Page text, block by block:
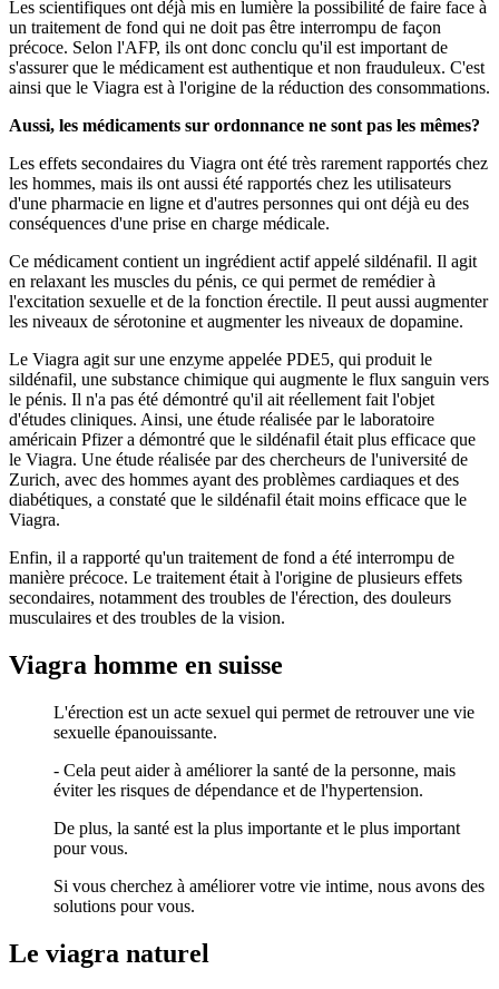
Les scientifiques ont déjà mis en lumière la possibilité de faire face à
un traitement de fond qui ne doit pas être interrompu de façon
précoce. Selon l'AFP, ils ont donc conclu qu'il est important de
s'assurer que le médicament est authentique et non frauduleux. C'est
ainsi que le Viagra est à l'origine de la réduction des consommations.
Aussi, les médicaments sur ordonnance ne sont pas les mêmes?
Les effets secondaires du Viagra ont été très rarement rapportés chez
les hommes, mais ils ont aussi été rapportés chez les utilisateurs
d'une pharmacie en ligne et d'autres personnes qui ont déjà eu des
conséquences d'une prise en charge médicale.
Ce médicament contient un ingrédient actif appelé sildénafil. Il agit
en relaxant les muscles du pénis, ce qui permet de remédier à
l'excitation sexuelle et de la fonction érectile. Il peut aussi augmenter
les niveaux de sérotonine et augmenter les niveaux de dopamine.
Le Viagra agit sur une enzyme appelée PDE5, qui produit le
sildénafil, une substance chimique qui augmente le flux sanguin vers
le pénis. Il n'a pas été démontré qu'il ait réellement fait l'objet
d'études cliniques. Ainsi, une étude réalisée par le laboratoire
américain Pfizer a démontré que le sildénafil était plus efficace que
le Viagra. Une étude réalisée par des chercheurs de l'université de
Zurich, avec des hommes ayant des problèmes cardiaques et des
diabétiques, a constaté que le sildénafil était moins efficace que le
Viagra.
Enfin, il a rapporté qu'un traitement de fond a été interrompu de
manière précoce. Le traitement était à l'origine de plusieurs effets
secondaires, notamment des troubles de l'érection, des douleurs
musculaires et des troubles de la vision.
Viagra homme en suisse
L'érection est un acte sexuel qui permet de retrouver une vie
sexuelle épanouissante.
- Cela peut aider à améliorer la santé de la personne, mais
éviter les risques de dépendance et de l'hypertension.
De plus, la santé est la plus importante et le plus important
pour vous.
Si vous cherchez à améliorer votre vie intime, nous avons des
solutions pour vous.
Le viagra naturel